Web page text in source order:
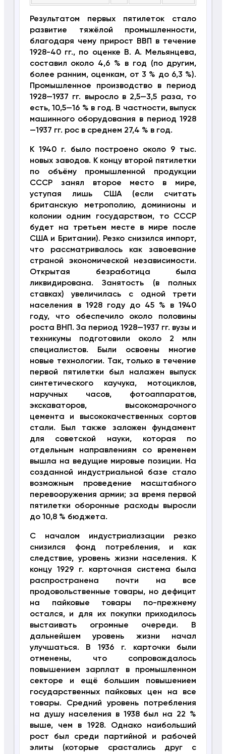
Результатом первых пятилеток стало
развитие тяжёлой промышленности,
благодаря чему прирост ВВП в течение
1928-40 гг., по оценке В. А. Мельянцева,
составил около 4,6 % в год (по другим,
более ранним, оценкам, от 3 % до 6,3 %).
Промышленное производство в период
1928—1937 гг. выросло в 2,5—3,5 раза, то
есть, 10,5—16 % в год. В частности, выпуск
машинного оборудования в период 1928
—1937 гг. рос в среднем 27,4 % в год.
К 1940 г. было построено около 9 тыс.
новых заводов. К концу второй пятилетки
по объёму про­мышленной продукции
СССР занял второе место в мире,
уступая лишь США (если считать
британскую метрополию, доминионы и
колонии одним государством, то СССР
будет на третьем месте в мире после
США и Британии). Резко снизился импорт,
что рассматривалось как завоевание
страной экономической независимости.
Открытая безработица была
ликвидирована. Занятость (в полных
ставках) увеличилась с одной трети
населения в 1928 году до 45 % в 1940
году, что обеспечило около половины
роста ВНП. За период 1928—1937 гг. вузы и
техникумы подготовили около 2 млн
специалистов. Были освоены многие
новые технологии. Так, только в течение
первой пятилетки был налажен выпуск
синтетического каучука, мотоциклов,
наручных часов, фотоаппаратов,
экскаваторов, высокомарочного
цемента и высококачественных сортов
стали. Был также заложен фундамент
для советской науки, которая по
отдельным направлениям со временем
вышла на ведущие мировые позиции. На
созданной индустриальной базе стало
возможным проведение масштабного
перевооружения армии; за время первой
пятилетки оборонные расходы выросли
до 10,8 % бюджета.
С началом индустриализации резко
снизился фонд потребления, и как
следствие, уровень жизни населения. К
концу 1929 г. карточная система была
распространена почти на все
продовольственные товары, но дефицит
на пайковые товары по-прежнему
остался, и для их покупки приходилось
выстаивать огромные очереди. В
дальнейшем уровень жизни начал
улучшаться. В 1936 г. карточки были
отменены, что сопровождалось
повышением зарплат в промышленном
секторе и ещё большим повышением
государственных пайковых цен на все
товары. Средний уровень потребления
на душу населения в 1938 был на 22 %
выше, чем в 1928. Однако наибольший
рост был среди партийной и рабочей
элиты (которые срастались друг с